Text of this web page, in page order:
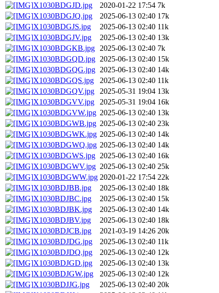
X1030BDGJD.jpg
2020-01-22 17:54 7k
X1030BDGJQ.jpg
2025-06-13 02:40 17k
X1030BDGJS.jpg
2025-06-13 02:40 11k
X1030BDGJV.jpg
2025-06-13 02:40 13k
X1030BDGKB.jpg
2025-06-13 02:40 7k
X1030BDGQD.jpg 2025-06-13 02:40 15k
X1030BDGQG.jpg 2025-06-13 02:40 14k
X1030BDGQS.jpg
2025-06-13 02:40 11k
X1030BDGQV.jpg
2025-05-31 19:04 13k
X1030BDGVV.jpg
2025-05-31 19:04 16k
X1030BDGVW.jpg 2025-06-13 02:40 13k
X1030BDGWB.jpg 2025-06-13 02:40 23k
X1030BDGWK.jpg 2025-06-13 02:40 14k
X1030BDGWQ.jpg 2025-06-13 02:40 14k
X1030BDGWS.jpg 2025-06-13 02:40 16k
X1030BDGWV.jpg 2025-06-13 02:40 25k
X1030BDGWW.jpg 2020-01-22 17:54 22k
X1030BDJBB.jpg
2025-06-13 02:40 18k
X1030BDJBC.jpg
2025-06-13 02:40 15k
X1030BDJBK.jpg
2025-06-13 02:40 14k
X1030BDJBV.jpg
2025-06-13 02:40 18k
X1030BDJCB.jpg
2021-03-19 14:26 20k
X1030BDJDG.jpg
2025-06-13 02:40 11k
X1030BDJDQ.jpg
2025-06-13 02:40 12k
X1030BDJGD.jpg
2025-06-13 02:40 13k
X1030BDJGW.jpg
2025-06-13 02:40 12k
X1030BDJJG.jpg
2025-06-13 02:40 20k